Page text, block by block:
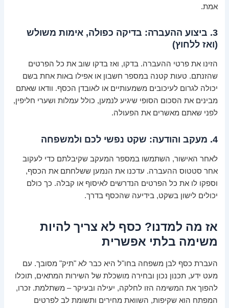
אמת.
3. ביצוע ההעברה: בדיקה כפולה, אימות משולש
(ואז ללחוץ)
הזינו את פרטי ההעברה. בדקו, ואז בדקו שוב את כל הפרטים
שהזנתם. טעות קטנה במספר חשבון או אפילו באות אחת בשם
יכולה לגרום לעיכובים משמעותיים או לאובדן הכסף. וודאו שאתם
מבינים את הסכום הסופי שיגיע לנמען, כולל עמלות ושערי חליפין,
לפני שאתם מאשרים את הפעולה.
4. מעקב והודעה: שקט נפשי לכם ולמשפחה
לאחר האישור, השתמשו במספר המעקב שקיבלתם כדי לעקוב
אחר סטטוס ההעברה. עדכנו את הנמען ששלחתם את הכסף,
וספקו לו את כל הפרטים הנדרשים לאיסוף או קבלה. כך כולם
יכולים לישון בשקט, בידיעה שהכסף בדרך.
אז מה למדנו? כסף לא צריך להיות
משימה בלתי אפשרית
העברת כסף לבן משפחה בחו"ל היא כבר לא "תיק" מסובך. עם
מעט ידע, תכנון נכון ובחירה מושכלת של השירות המתאים, תוכלו
להפוך את המשימה הזו לחלקה, יעילה ובעיקר – משתלמת. זכרו,
המפתח הוא שקיפות, השוואת מחירים ותשומת לב לפרטים